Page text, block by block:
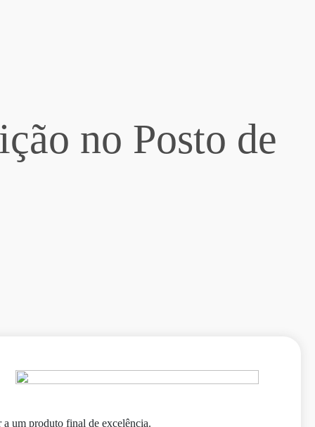
no Posto de
a um produto final de excelência.